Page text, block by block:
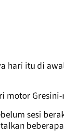
hari itu di
motor
sesi